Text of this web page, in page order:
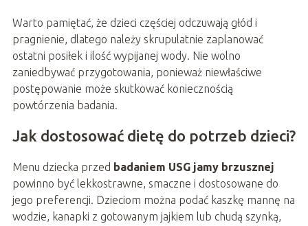
Warto pamiętać, że dzieci częściej odczuwają głód i
pragnienie, dlatego należy skrupulatnie zaplanować
ostatni posiłek i ilość wypijanej wody. Nie wolno
zaniedbywać przygotowania, ponieważ niewłaściwe
postępowanie może skutkować koniecznością
powtórzenia badania.
Jak dostosować dietę do potrzeb dzieci?
Menu dziecka przed badaniem USG jamy brzusznej
powinno być lekkostrawne, smaczne i dostosowane do
jego preferencji. Dzieciom można podać kaszkę mannę na
wodzie, kanapki z gotowanym jajkiem lub chudą szynką,